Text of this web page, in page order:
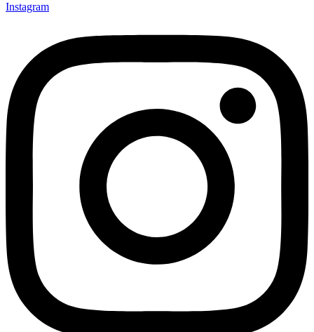
Instagram